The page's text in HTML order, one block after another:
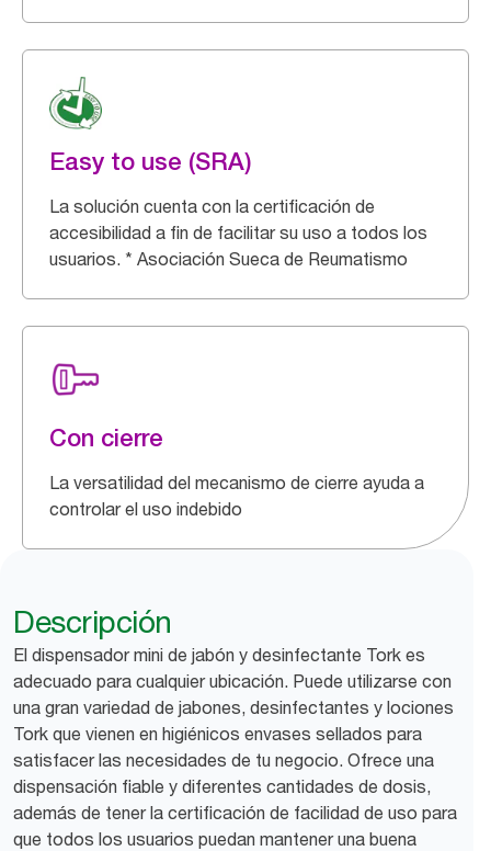
Easy to use (SRA)
La solución cuenta con la certificación de
accesibilidad a fin de facilitar su uso a todos los
usuarios. * Asociación Sueca de Reumatismo
Con cierre
La versatilidad del mecanismo de cierre ayuda a
controlar el uso indebido
Descripción
El dispensador mini de jabón y desinfectante Tork es
adecuado para cualquier ubicación. Puede utilizarse con
una gran variedad de jabones, desinfectantes y lociones
Tork que vienen en higiénicos envases sellados para
satisfacer las necesidades de tu negocio. Ofrece una
dispensación fiable y diferentes cantidades de dosis,
además de tener la certificación de facilidad de uso para
que todos los usuarios puedan mantener una buena